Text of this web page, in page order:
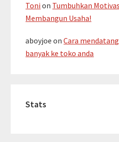
Toni on Tumbuhkan
Membangun Usaha!
aboyjoe onCara
banyak ke toko anda
Stats